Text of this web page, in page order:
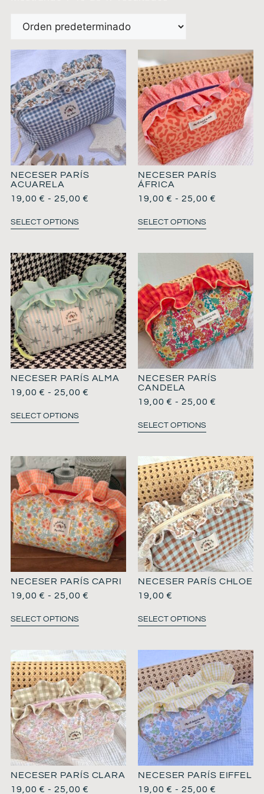
NECESER PARÍS
ACUARELA
19,00€ - 25,00€
SELECT OPTIONS
NECESER PARÍS
ÁFRICA
19,00€ - 25,00€
SELECT OPTIONS
NECESER PARÍS ALMA
19,00€ - 25,00€
SELECT OPTIONS
NECESER PARÍS
CANDELA
19,00€ - 25,00€
SELECT OPTIONS
NECESER PARÍS CAPRI
19,00€ - 25,00€
SELECT OPTIONS
NECESER PARÍS CHLOE
19,00€
SELECT OPTIONS
NECESER PARÍS CLARA
19,00€ - 25,00€
NECESER PARÍS EIFFEL
19,00€ - 25,00€